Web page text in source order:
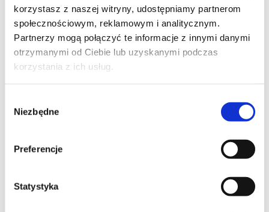
korzystasz z naszej witryny, udostępniamy partnerom
społecznościowym, reklamowym i analitycznym.
Partnerzy mogą połączyć te informacje z innymi danymi
otrzymanymi od Ciebie lub uzyskanymi podczas
korzystania z ich usług.
zgody
Niezbędne
Preferencje
Statystyka
Kontakt
kontakt@czerwonaszpilka.pl